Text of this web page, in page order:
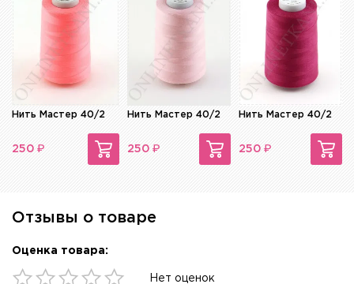
Нить Мастер 40/2
250 ₽
Нить Мастер 40/2
250 ₽
Нить Мастер 40/2
250 ₽
Отзывы о товаре
Оценка товара:
Нет оценок